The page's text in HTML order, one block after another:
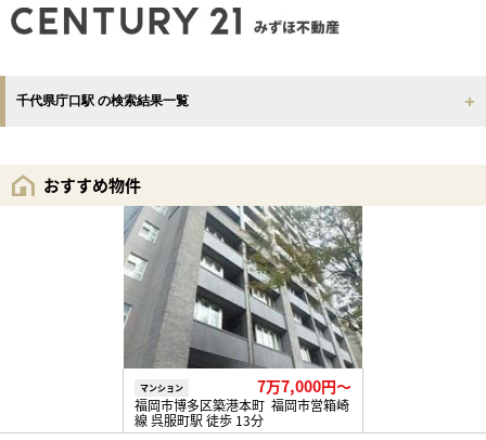
千代県庁口駅 の検索結果一覧
おすすめ物件
マンション 7万7,000円〜
福岡市博多区築港本町 福岡市営箱崎
線 呉服町駅 徒歩 13分